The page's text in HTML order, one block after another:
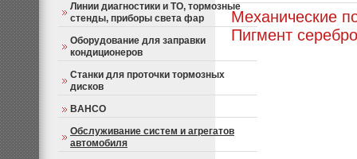
Линии диагностики и ТО, тормозные
стенды, приборы света фар
Оборудование для заправки
кондиционеров
Станки для проточки тормозных
дисков
BAHCO
Обслуживание систем и агрегатов
автомобиля
Механические
Пигмент